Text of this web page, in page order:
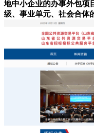
地中小企业的办事外包项
级、事业单元、社会合体